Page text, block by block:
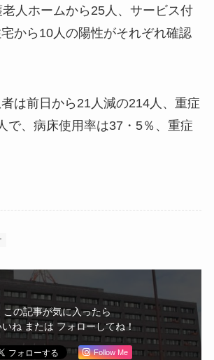
人ホームから25人、サービス付
から10人の陽性がそれぞれ確認
は前日から21人減の214人、重症
で、病床使用率は37・5％、重症
この記事が気に入ったら
いね または フォローしてね！
Follow Me